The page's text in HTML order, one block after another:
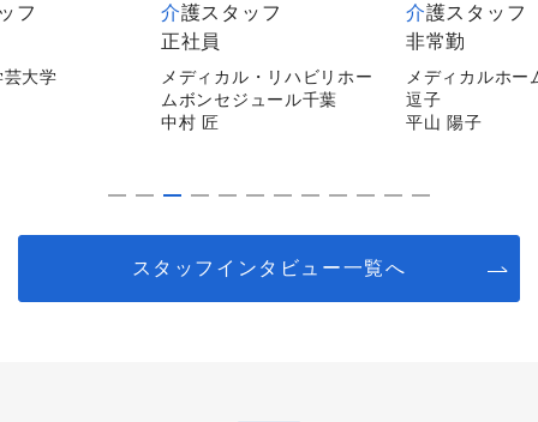
フ
大学
介護スタッフ
正社員
メディカル・リハビリホー
ムボンセジュール千葉
中村 匠
介護スタッフ
非常勤
メディカルホー
逗子
平山 陽子
スタッフインタビュー一覧へ